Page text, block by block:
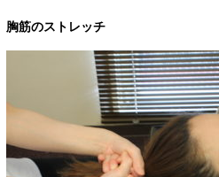
胸筋のストレッチ